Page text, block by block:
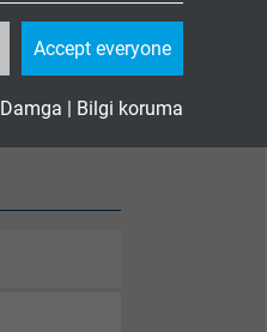
Accept everyone
Damga | Bilgi koruma